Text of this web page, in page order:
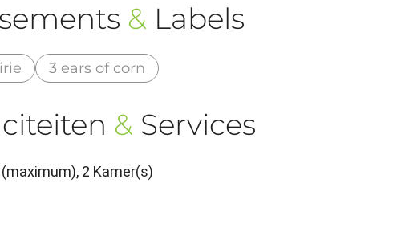
& Labels
3 ears of corn
& Services
2 Kamer(s)